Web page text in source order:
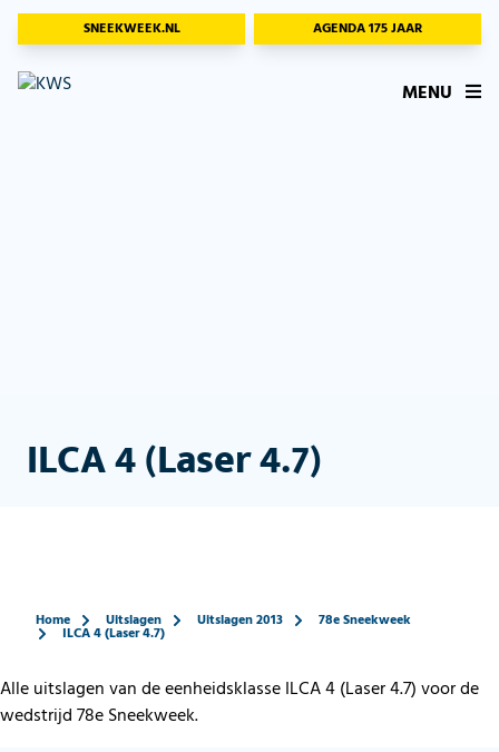
SNEEKWEEK.NL AGENDA 175 JAAR
MENU
ILCA 4 (Laser 4.7)
Home Uitslagen Uitslagen 2013 78e Sneekweek
ILCA 4 (Laser 4.7)
Alle uitslagen van de eenheidsklasse ILCA 4 (Laser 4.7) voor de
wedstrijd 78e Sneekweek.